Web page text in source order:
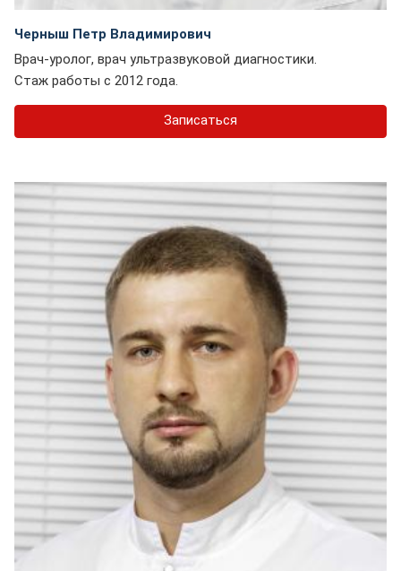
Черныш Петр Владимирович
Врач-уролог, врач ультразвуковой диагностики.
Стаж работы с 2012 года.
Записаться